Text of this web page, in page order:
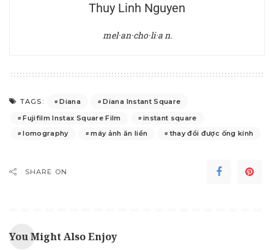
Thuy Linh Nguyen
mel·an·cho·li·a n.
TAGS: Diana
Diana Instant Square
Fujifilm Instax Square Film
instant square
lomography
máy ảnh ăn liền thay đổi được ống kính
SHARE ON
You Might Also Enjoy